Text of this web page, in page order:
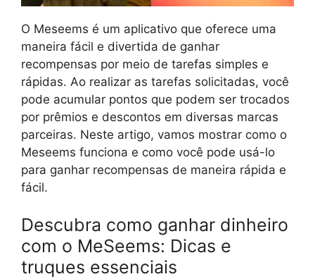
O Meseems é um aplicativo que oferece uma
maneira fácil e divertida de ganhar
recompensas por meio de tarefas simples e
rápidas. Ao realizar as tarefas solicitadas, você
pode acumular pontos que podem ser trocados
por prêmios e descontos em diversas marcas
parceiras. Neste artigo, vamos mostrar como o
Meseems funciona e como você pode usá-lo
para ganhar recompensas de maneira rápida e
fácil.
Descubra como ganhar dinheiro
com o MeSeems: Dicas e
truques essenciais